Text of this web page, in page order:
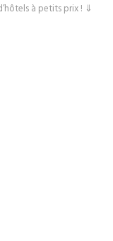
à petits prix ! ⇓